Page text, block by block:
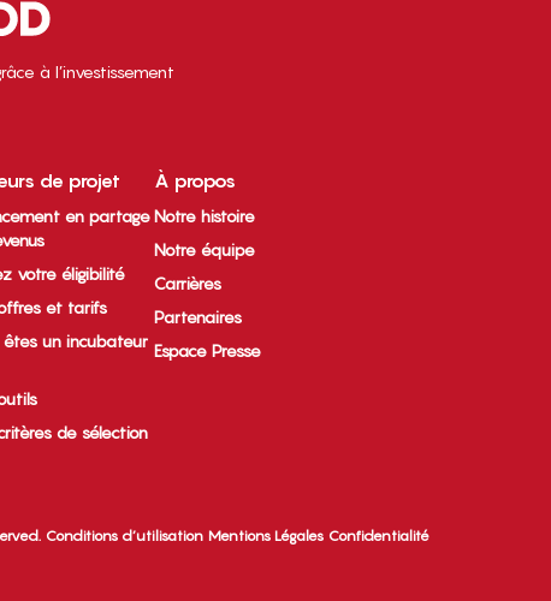
à l’investissement
de projet
en partage
votre éligibilité
et tarifs
êtes un incubateur
de sélection
À propos
Notre histoire
Notre équipe
Carrières
Partenaires
Espace Presse
Conditions d’utilisation Mentions Légales Confidentialité